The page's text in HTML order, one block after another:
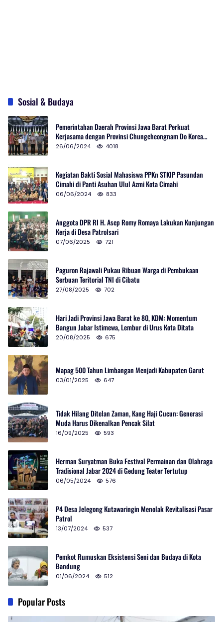
Sosial & Budaya
Pemerintahan Daerah Provinsi Jawa Barat Perkuat
Kerjasama dengan Provinsi Chungcheongnam Do Korea
Selatan
26/06/2024 4018
Kegiatan Bakti Sosial Mahasiswa PPKn STKIP Pasundan
Cimahi di Panti Asuhan Ulul Azmi Kota Cimahi
06/06/2024 833
Anggota DPR RI H. Asep Romy Romaya Lakukan Kunjungan
Kerja di Desa Patrolsari
07/06/2025 721
Paguron Rajawali Pukau Ribuan Warga di Pembukaan
Serbuan Teritorial TNI di Cibatu
27/08/2025 702
Hari Jadi Provinsi Jawa Barat ke 80, KDM: Momentum
Bangun Jabar Istimewa, Lembur di Urus Kota Ditata
20/08/2025 675
Mapag 500 Tahun Limbangan Menjadi Kabupaten Garut
03/01/2025 647
Tidak Hilang Ditelan Zaman, Kang Haji Cucun: Generasi
Muda Harus Dikenalkan Pencak Silat
16/09/2025 593
Herman Suryatman Buka Festival Permainan dan Olahraga
Tradisional Jabar 2024 di Gedung Teater Tertutup
06/05/2024 576
P4 Desa Jelegong Kutawaringin Menolak Revitalisasi Pasar
Patrol
13/07/2024 537
Pemkot Rumuskan Eksistensi Seni dan Budaya di Kota
Bandung
01/06/2024 512
Popular Posts